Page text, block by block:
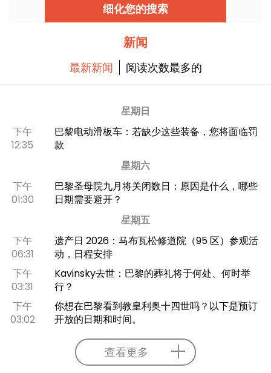
细化您的搜索
新闻
最新新闻 阅读次数最多的
星期日
下午
12:35
巴黎电动滑板车：若缺少这些装备，您将面临罚
款
星期六
下午
01:30
巴黎圣母院九月将关闭数日：原因是什么，哪些
日期需要避开？
星期五
下午
06:31
遗产日 2026：马布瓦松修道院（95 区）参观活
动，日程安排
下午
03:31
Kavinsky去世：巴黎的葬礼将于何处、何时举
行？
下午
03:02
你想在巴黎看到教皇利奥十四世吗？以下是预订
开放的日期和时间。
查看更多